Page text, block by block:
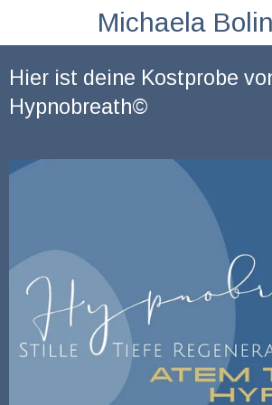
Hauptinhalt
springen
Michaela
Hier ist deine Kostprobe
Hypnobreath​©